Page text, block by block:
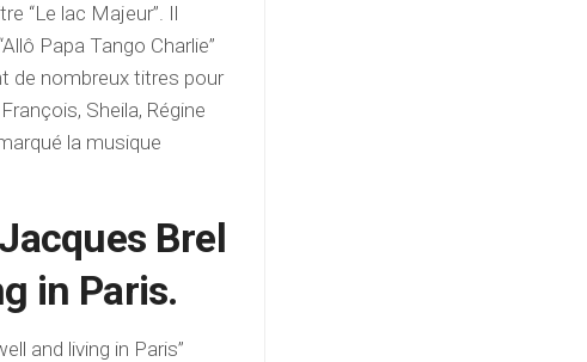
“Le lac Majeur”. Il
Papa Tango Charlie”
de nombreux titres pour
Sheila, Régine
la musique
Brel
in Paris.
and living in Paris”